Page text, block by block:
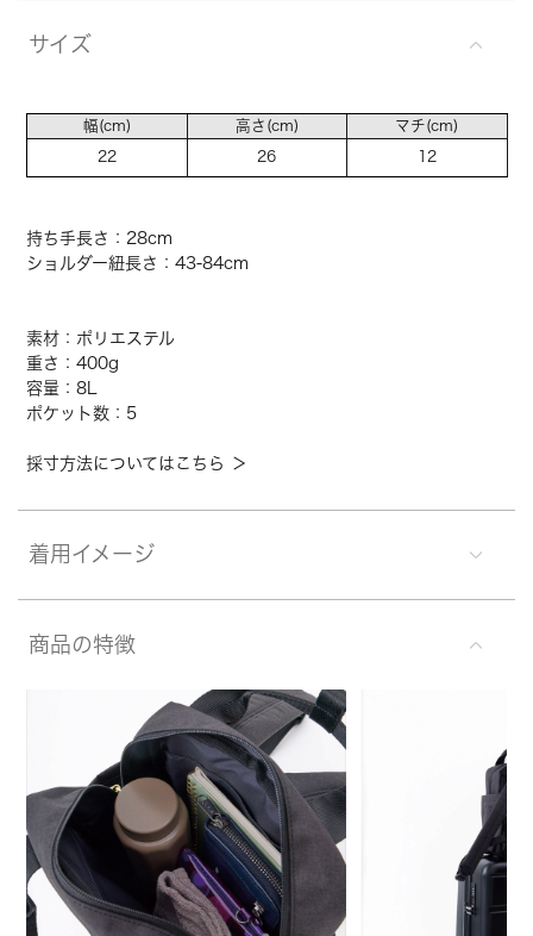
サイズ
幅(cm)
22
高さ(cm)
26
マチ(cm)
12
持ち手長さ：28cm
ショルダー紐長さ：43-84cm
素材：ポリエステル
重さ：400g
容量：8L
ポケット数：5
採寸方法についてはこちら ＞
着用イメージ
商品の特徴